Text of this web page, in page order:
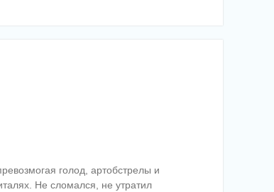
голод, артобстрелы и
Не сломался, не утратил